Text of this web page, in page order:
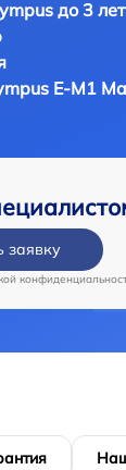
до 3 лет
E‑M1
заявку